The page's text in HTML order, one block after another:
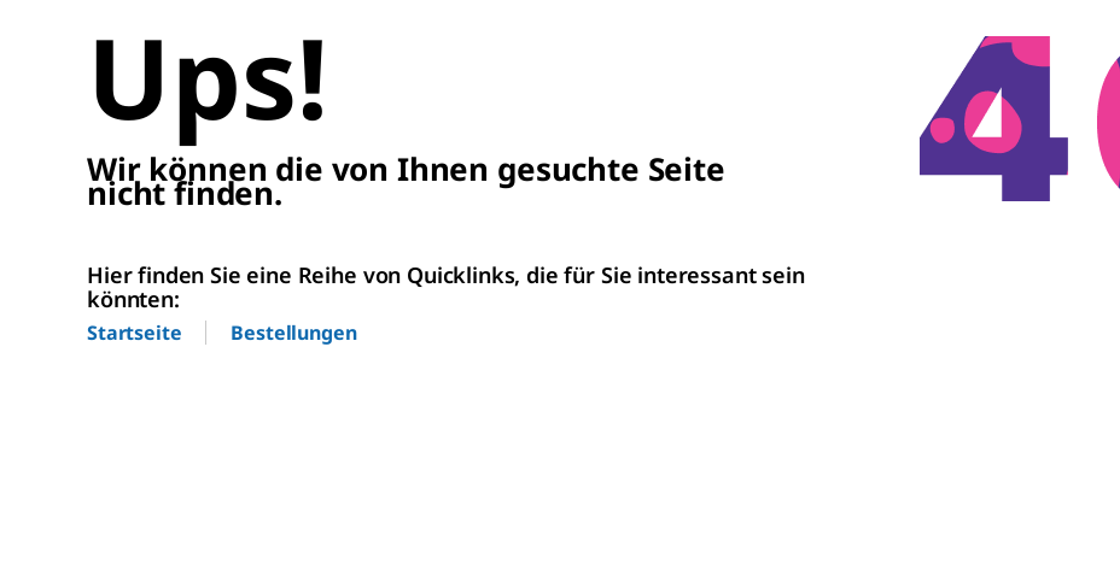
Ups!
Wir können die von Ihnen gesuchte Seite
nicht finden.
Hier finden Sie eine Reihe von Quicklinks, die für Sie interessant sein
könnten:
Startseite Bestellungen